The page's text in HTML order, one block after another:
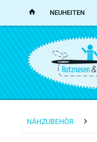
NEUHEITEN
NÄHZUBEHÖR